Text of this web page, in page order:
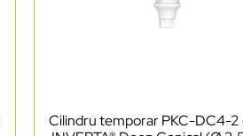
Cilindru temporar PKC-DC4-2